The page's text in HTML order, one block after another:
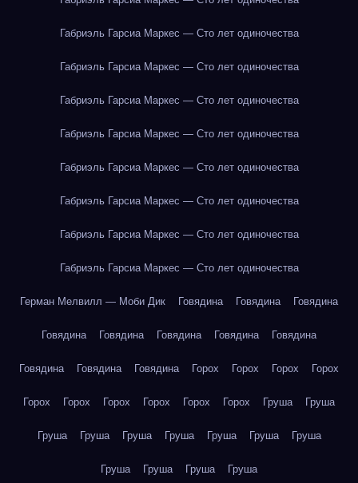
Габриэль Гарсиа Маркес — Сто лет одиночества
Габриэль Гарсиа Маркес — Сто лет одиночества
Габриэль Гарсиа Маркес — Сто лет одиночества
Габриэль Гарсиа Маркес — Сто лет одиночества
Габриэль Гарсиа Маркес — Сто лет одиночества
Габриэль Гарсиа Маркес — Сто лет одиночества
Габриэль Гарсиа Маркес — Сто лет одиночества
Габриэль Гарсиа Маркес — Сто лет одиночества
Герман Мелвилл — Моби Дик Говядина Говядина Говядина
Говядина Говядина Говядина Говядина Говядина
Говядина Говядина Говядина Горох Горох Горох Горох
Горох Горох Горох Горох Горох Горох Груша Груша
Груша Груша Груша Груша Груша Груша Груша
Груша Груша Груша Груша